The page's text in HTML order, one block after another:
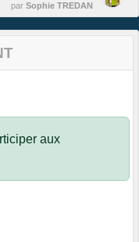
par Sophie TREDAN
aux